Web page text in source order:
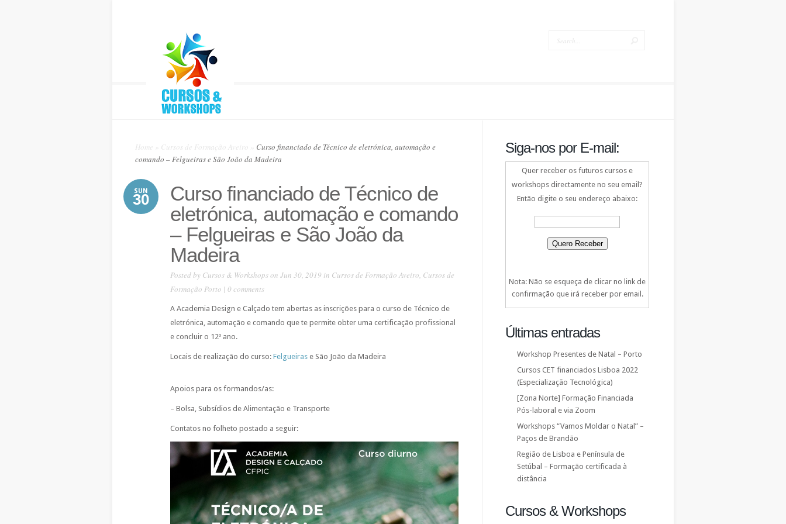
Home Cursos de Formação Aveiro
Curso financiado de Técnico de eletrónica, automação e
comando – Felgueiras e São João da Madeira
SUN
30
Curso financiado de Técnico de
eletrónica, automação e comando
– Felgueiras e São João da
Madeira
Posted by Cursos & Workshopson Jun 30, 2019 in Cursos de Formação Aveiro, Cursos de
Formação Porto | 0 comments
A Academia Design e Calçado tem abertas as inscrições para o curso de Técnico de
eletrónica, automação e comando que te permite obter uma certificação profissional
e concluir o 12º ano.
Locais de realização do curso: Felgueiras e São João da Madeira
Apoios para os formandos/as:
– Bolsa, Subsídios de Alimentação e Transporte
Contatos no folheto postado a seguir:
Siga-nos por E-mail:
Quer receber os futuros cursos e
workshops directamente no seu email?
Então digite o seu endereço abaixo:
Nota: Não se esqueça de clicar no link de
confirmação que irá receber por email.
Últimas entradas
Workshop Presentes de Natal – Porto
Cursos CET financiados Lisboa 2022
(Especialização Tecnológica)
[Zona Norte] Formação Financiada
Pós-laboral e via Zoom
Workshops “Vamos Moldar o Natal” –
Paços de Brandão
Região de Lisboa e Península de
Setúbal – Formação certificada à
distância
Cursos & Workshops